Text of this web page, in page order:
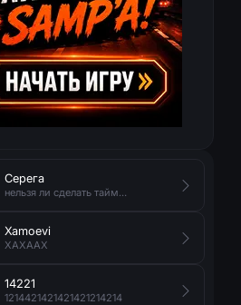
Серега
Xamoevi
XAXAAX
14221
1214421421421421214214